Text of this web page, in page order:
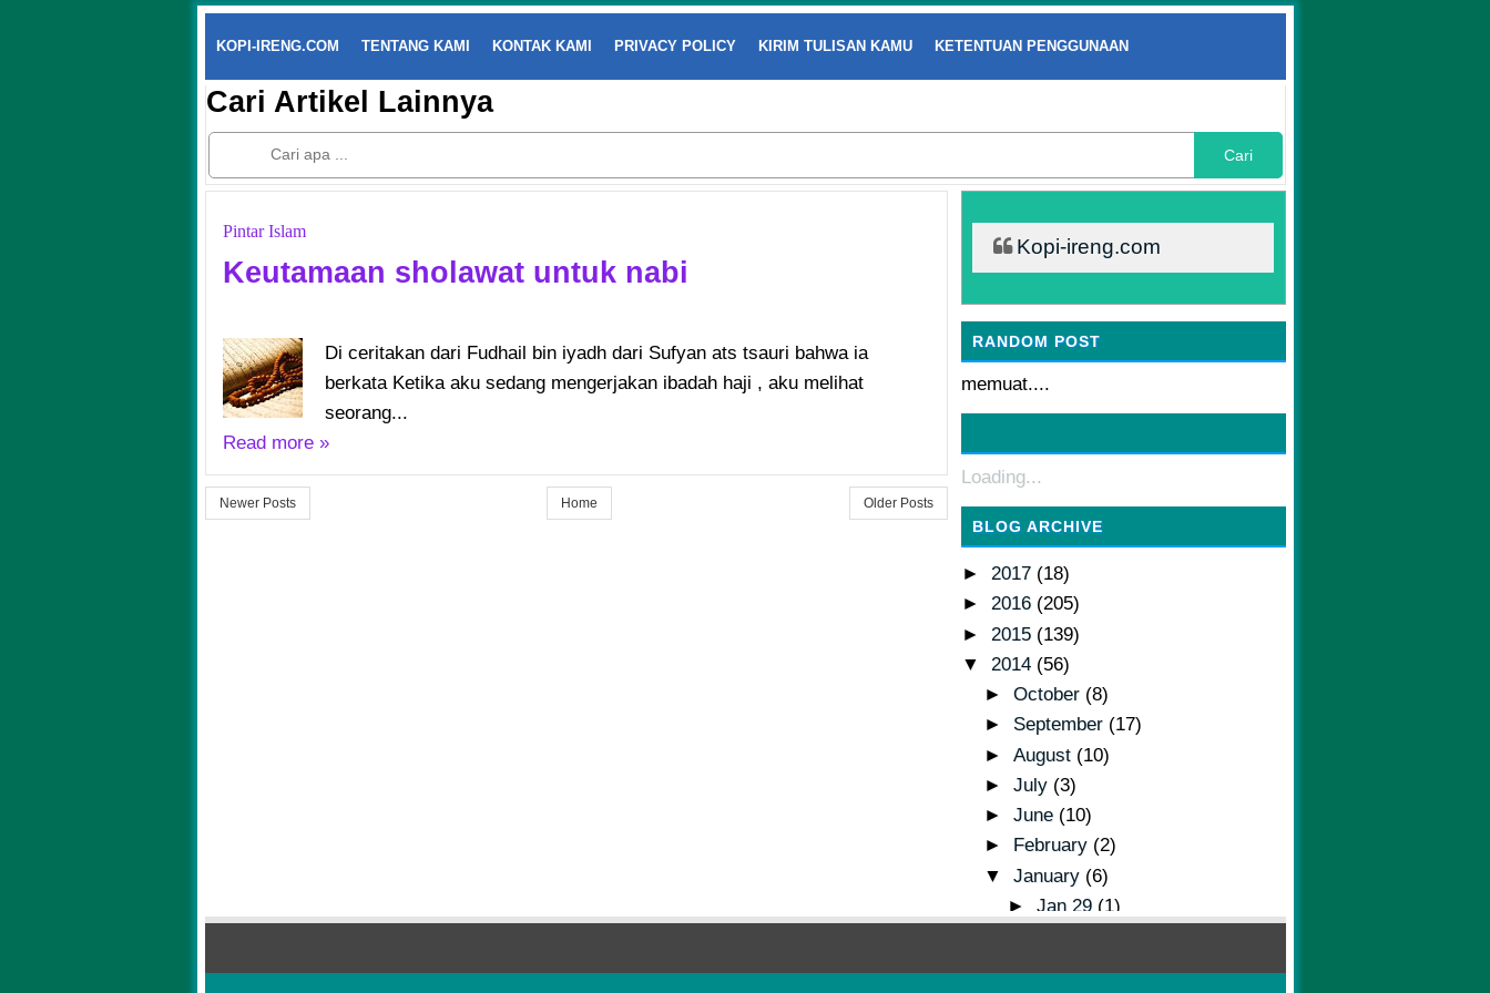
KOPI-IRENG.COM TENTANG KAMI KONTAK KAMI PRIVACY POLICY KIRIM TULISAN KAMU KETENTUAN PENGGUNAAN
Cari Artikel Lainnya
Cari
Pintar Islam
Keutamaan sholawat untuk nabi
Di ceritakan dari Fudhail bin iyadh dari Sufyan ats tsauri bahwa ia
berkata Ketika aku sedang mengerjakan ibadah haji , aku melihat
seorang...
Read more »
Newer Posts Older Posts
Home
Kopi-ireng.com
RANDOM POST
memuat....
Loading...
BLOG ARCHIVE
► 2017 (18)
► 2016 (205)
► 2015 (139)
▼ 2014 (56)
►October (8)
► September (17)
►August (10)
►July (3)
►June (10)
►
February (2)
▼January (6)
► Jan 29 (1)